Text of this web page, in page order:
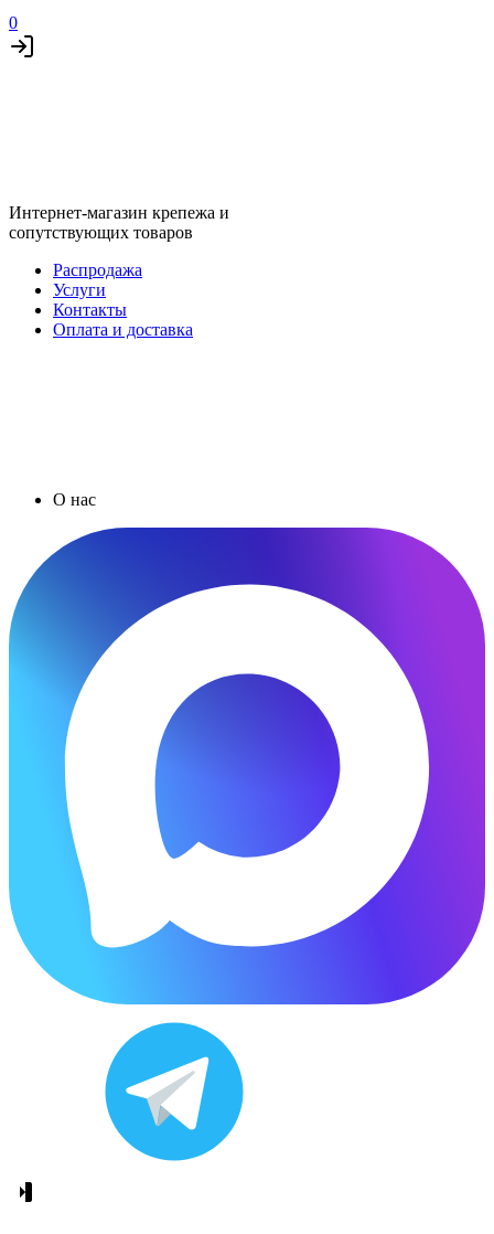
0
Интернет-магазин крепежа и
сопутствующих товаров
Распродажа
Услуги
Контакты
Оплата и доставка
О нас